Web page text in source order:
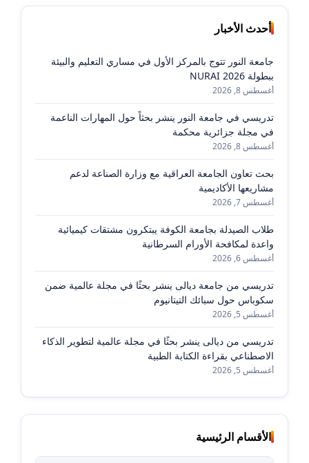
أحدث الأخبار
جامعة النور تتوج بالمركز الأول في مساري التعليم والبيئة
ببطولة NURAI 2026
أغسطس 8, 2026
تدريسي في جامعة النور ينشر بحثاً حول المهارات الناعمة
في مجلة جزائرية محكمة
أغسطس 8, 2026
بحث تعاون الجامعة العراقية مع وزارة الصناعة لدعم
مشاريعها الأكاديمية
أغسطس 7, 2026
طلاب الصيدلة بجامعة الكوفة يبتكرون مشتقات كيميائية
واعدة لمكافحة الأورام السرطانية
أغسطس 6, 2026
تدريسي من جامعة ديالى ينشر بحثًا في مجلة عالمية ضمن
سكوباس حول سبائك التيتانيوم
أغسطس 5, 2026
تدريسي من ديالى ينشر بحثًا في مجلة عالمية لتطوير الذكاء
الاصطناعي بقراءة الكتابة الطبية
أغسطس 5, 2026
الأقسام الرئيسية